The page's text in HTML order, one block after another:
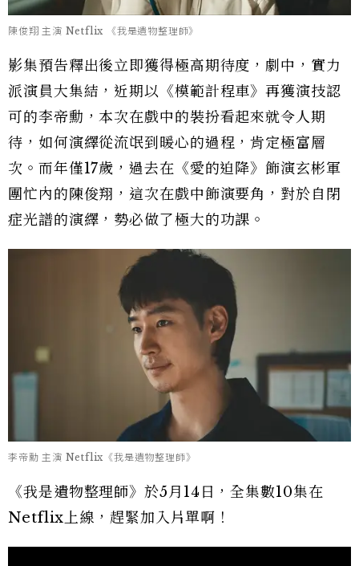
陳俊翔 主演 Netflix 《我是遺物整理師》
影集預告釋出後立即獲得極高期待度，劇中，實力
派演員大集結，近期以《模範計程車》再獲演技認
可的李帝勳，本次在戲中的裝扮看起來就令人期
待，如何演繹從流氓到暖心的過程，肯定極富層
次。而年僅17歲，過去在《愛的迫降》飾演玄彬軍
團忙內的陳俊翔，這次在戲中飾演要角，對於自閉
症光譜的演繹，勢必做了極大的功課。
李帝勳 主演 Netflix《我是遺物整理師》
《我是遺物整理師》於5月14日，全集數10集在
Netflix上線，趕緊加入片單啊！